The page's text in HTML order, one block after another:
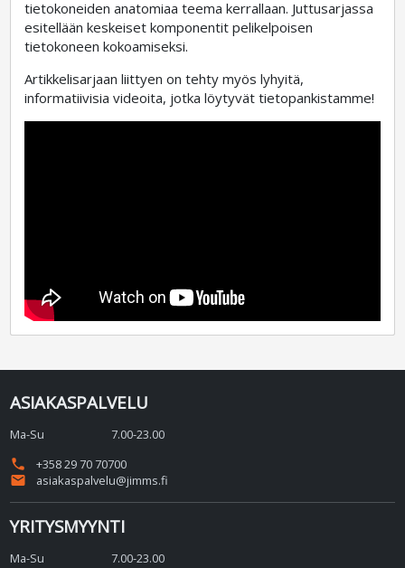
tietokoneiden anatomiaa teema kerrallaan. Juttusarjassa
esitellään keskeiset komponentit pelikelpoisen
tietokoneen kokoamiseksi.
Artikkelisarjaan liittyen on tehty myös lyhyitä,
informatiivisia videoita, jotka löytyvät tietopankistamme!
ASIAKASPALVELU
Ma-Su
7.00-23.00
phone
+358 29 70 70700
email
asiakaspalvelu@jimms.fi
YRITYSMYYNTI
Ma-Su
7.00-23.00